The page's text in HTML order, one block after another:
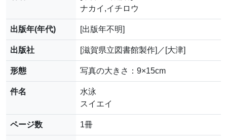
ナカイ,イチロウ
出版年(年代) [出版年不明]
出版社 [滋賀県立図書館製作]／[大津]
形態 写真の大きさ：9×15cm
件名
水泳
スイエイ
ページ数 1冊